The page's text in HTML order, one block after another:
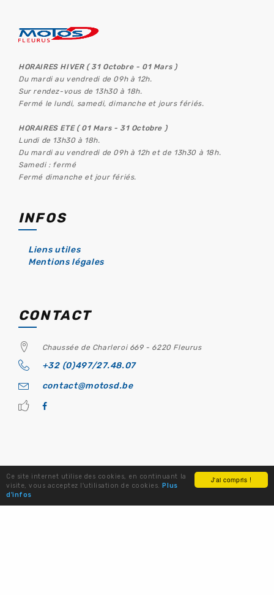
J'ai compris !
Ce site internet utilise des cookies, en continuant la
visite, vous acceptez l'utilisation de cookies.Plus
d'infos
HORAIRES HIVER ( 31 Octobre - 01 Mars )
Du mardi au vendredi de 09h à 12h.
Sur rendez-vous de 13h30 à 18h.
Fermé le lundi, samedi, dimanche et jours fériés.
HORAIRES ETE ( 01 Mars - 31 Octobre )
Lundi de 13h30 à 18h.
Du mardi au vendredi de 09h à 12h et de 13h30 à 18h.
Samedi : fermé
Fermé dimanche et jour fériés.
INFOS
Liens utiles
Mentions légales
CONTACT
Chaussée de Charleroi 669 - 6220 Fleurus
+32 (0)497/27.48.07
contact@motosd.be